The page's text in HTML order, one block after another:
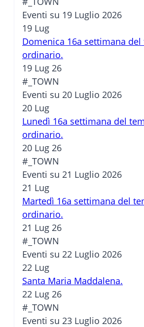
Eventi su 19 Luglio 2026
19 Lug
Domenica 16a settimana
ordinario.
19 Lug 26
#_TOWN
Eventi su 20 Luglio 2026
20 Lug
Lunedì 16a settimana del
ordinario.
20 Lug 26
#_TOWN
Eventi su 21 Luglio 2026
21 Lug
Martedì 16a settimana del
ordinario.
21 Lug 26
#_TOWN
Eventi su 22 Luglio 2026
22 Lug
Santa Maria Maddalena.
22 Lug 26
#_TOWN
Eventi su 23 Luglio 2026